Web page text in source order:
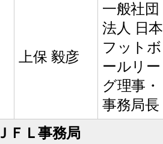
上保 毅彦
一般社団
法人 日本
フットボ
ールリー
グ理事・
事務局長
ＪＦＬ事務局